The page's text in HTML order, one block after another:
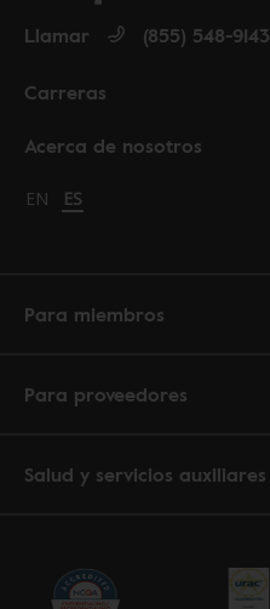
Acerca de nosotros
Carreras
Llamar (855) 548-9143
Change language to English
EN Cambiar idioma a español
ES
Para miembros
Para proveedores
Salud y servicios auxiliares